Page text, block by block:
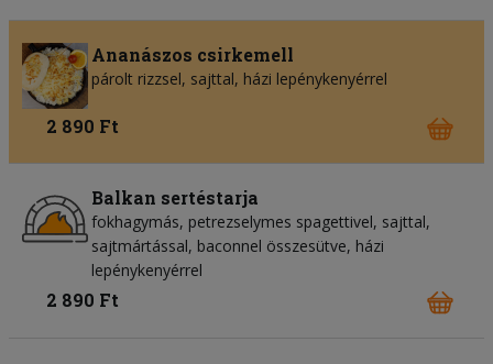
Ananászos csirkemell
párolt rizzsel, sajttal, házi lepénykenyérrel
2 890 Ft
Balkan sertéstarja
fokhagymás, petrezselymes spagettivel, sajttal,
sajtmártással, baconnel összesütve, házi
lepénykenyérrel
2 890 Ft